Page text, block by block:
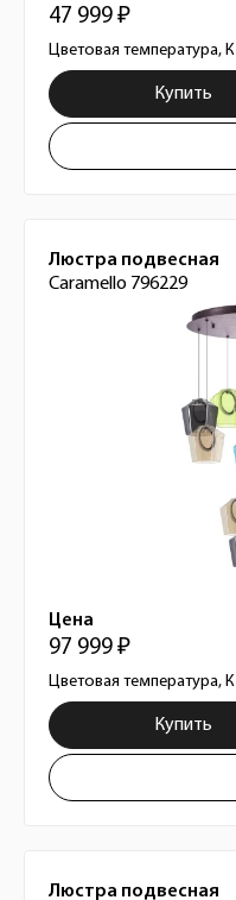
47 999 ₽
Цветовая температура, К
Купить
Люстра подвесная
Caramello 796229
Цена
97 999 ₽
Цветовая температура, К
Купить
Люстра подвесная